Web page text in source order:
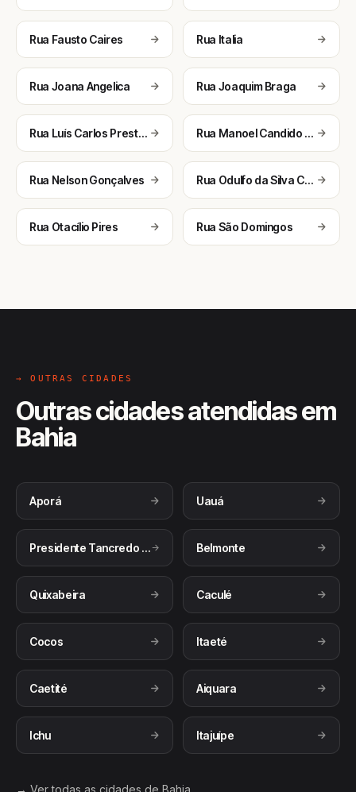
Rua Fausto Caires Rua Italia
Rua Joana Angelica Rua Joaquim Braga
Rua Luís Carlos Prestes Rua Manoel Candido Ribeiro
Rua Nelson Gonçalves Rua Odulfo da Silva Caires
Rua Otacílio Pires Rua São Domingos
→ OUTRAS CIDADES
Outras cidades atendidas em
Bahia
Aporá Uauá
Presidente Tancredo Neves Belmonte
Quixabeira Caculé
Cocos Itaeté
Caetité Aiquara
Ichu Itajuípe
→ Ver todas as cidades de Bahia